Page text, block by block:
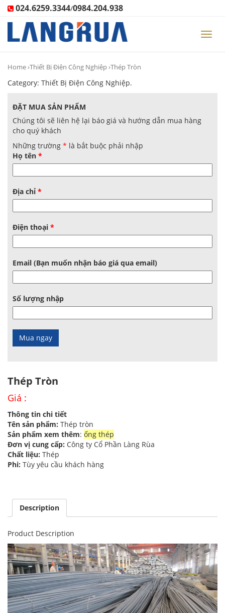
024.6259.3344/0984.204.938
Home›Thiết Bị Điện Công Nghiệp›Thép Tròn
Category: Thiết Bị Điện Công Nghiệp.
ĐẶT MUA SẢN PHẨM
Chúng tôi sẽ liên hệ lại báo giá và hướng dẫn mua hàng
cho quý khách
Những trường * là bắt buộc phải nhập
Họ tên *
Địa chỉ *
Điện thoại *
Email (Bạn muốn nhận báo giá qua email)
Số lượng nhập
Thép Tròn
Giá :
Thông tin chi tiết
Tên sản phẩm: Thép tròn
Sản phẩm xem thêm: ống thép
Đơn vị cung cấp: Công ty Cổ Phần Làng Rùa
Chất liệu: Thép
Phi: Tùy yêu cầu khách hàng
Description
Product Description